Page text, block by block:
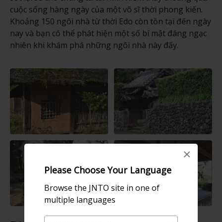
Please Choose Your Language
Browse the JNTO site in one of
multiple languages
×
cuộc sống hàng ngày của một võ sĩ thời phong kiến.
Khoảng 150 ngôi nhà từ thời Edo còn tồn tại đến ngày
nay và bạn có thể phát hiện một số bí mật đáng ngạc
nhiên khi khám phá những ngôi nhà này đấy.